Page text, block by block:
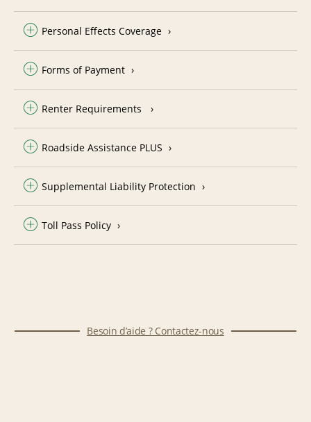
Personal Effects Coverage
Forms of Payment
Renter Requirements
Roadside Assistance PLUS
Supplemental Liability Protection
Toll Pass Policy
Besoin d’aide ? Contactez-nous